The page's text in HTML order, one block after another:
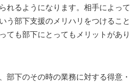
れるようになります。相手によって
う部下支援のメリハリをつけること
ても部下にとってもメリットがあり
部下のその時の業務に対する得意・